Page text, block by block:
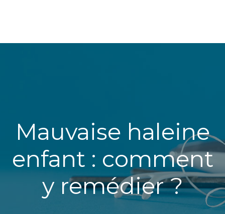
Mauvaise haleine
enfant : comment
y remédier ?